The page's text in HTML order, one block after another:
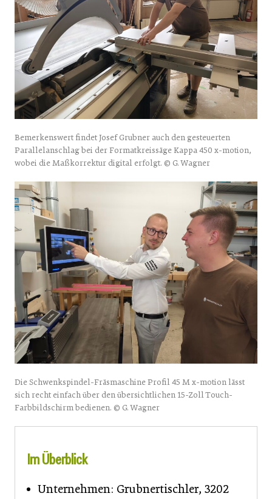
Bemerkenswert findet Josef Grubner auch den gesteuerten
Parallelanschlag bei der Formatkreissäge Kappa 450 x-motion,
wobei die Maßkorrektur digital erfolgt. © G. Wagner
Die Schwenkspindel-Fräsmaschine Profil 45 M x-motion lässt
sich recht einfach über den übersichtlichen 15-Zoll Touch-
Farbbildschirm bedienen. © G. Wagner
Im Überblick
Unternehmen: Grubnertischler, 3202